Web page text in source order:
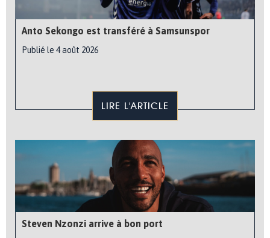
Anto Sekongo est transféré à Samsunspor
Publié le 4 août 2026
LIRE L'ARTICLE
Steven Nzonzi arrive à bon port